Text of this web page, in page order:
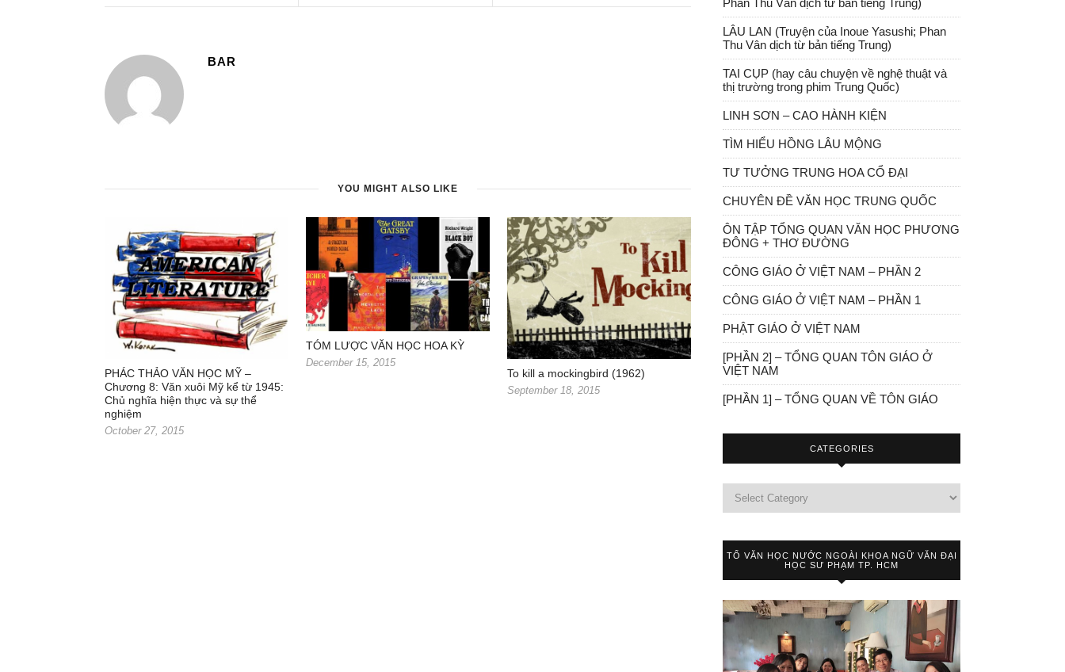
BAR
YOU MIGHT ALSO LIKE
PHÁC THẢO VĂN HỌC MỸ –
Chương 8: Văn xuôi Mỹ kể từ 1945:
Chủ nghĩa hiện thực và sự thể
nghiệm
October 27, 2015
TÓM LƯỢC VĂN HỌC HOA KỲ
December 15, 2015
To kill a mockingbird (1962)
September 18, 2015
LÂU LAN (Truyện của Inoue Yasushi; Phan
Thu Vân dịch từ bản tiếng Trung)
TAI CỤP (hay câu chuyện về nghệ thuật và
thị trường trong phim Trung Quốc)
LINH SƠN – CAO HÀNH KIỆN
TÌM HIỂU HỒNG LÂU MỘNG
TƯ TƯỞNG TRUNG HOA CỔ ĐẠI
CHUYÊN ĐỀ VĂN HỌC TRUNG QUỐC
ÔN TẬP TỔNG QUAN VĂN HỌC PHƯƠNG
ĐÔNG + THƠ ĐƯỜNG
CÔNG GIÁO Ở VIỆT NAM – PHẦN 2
CÔNG GIÁO Ở VIỆT NAM – PHẦN 1
PHẬT GIÁO Ở VIỆT NAM
[PHẦN 2] – TỔNG QUAN TÔN GIÁO Ở
VIỆT NAM
[PHẦN 1] – TỔNG QUAN VỀ TÔN GIÁO
CATEGORIES
TỔ VĂN HỌC NƯỚC NGOÀI KHOA NGỮ VĂN ĐẠI
HỌC SƯ PHẠM TP. HCM